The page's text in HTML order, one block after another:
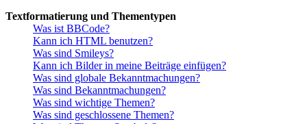
Textformatierung und Thementypen
Was ist BBCode?
Kann ich HTML benutzen?
Was sind Smileys?
Kann ich Bilder in meine Beiträge einfügen?
Was sind globale Bekanntmachungen?
Was sind Bekanntmachungen?
Was sind wichtige Themen?
Was sind geschlossene Themen?